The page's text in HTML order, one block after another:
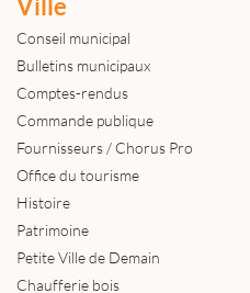
Ville
Conseil municipal
Bulletins municipaux
Comptes-rendus
Commande publique
Fournisseurs / Chorus Pro
Office du tourisme
Histoire
Patrimoine
Petite Ville de Demain
Chaufferie bois